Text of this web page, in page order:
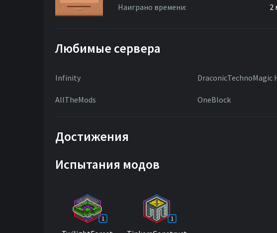
Наиграно времени:
2
Любимые сервера
Infinity DraconicTechnoMagic
AllTheMods OneBlock
Достижения
Испытания модов
1 1